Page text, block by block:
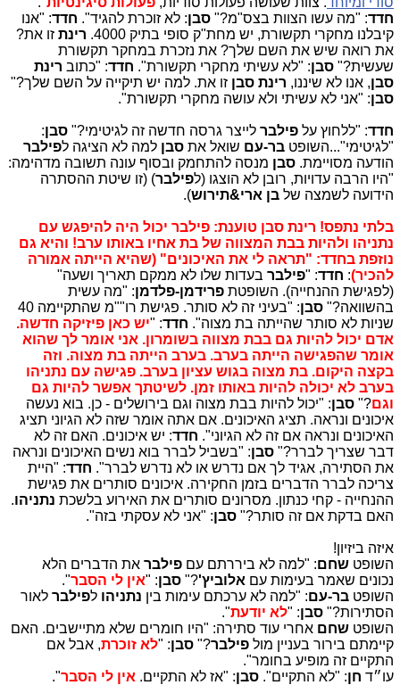
חדד: "מה עשו הצוות בצס"מ?" סבן: לא זוכרת להגיד". חדד: "אנו
קיבלנו מחקרי תקשורת, יש מחת"ק סופי בתיק 4000.
רינת זו את?
את רואה שיש את השם שלך? את נזכרת במחקר תקשורת
שעשית?" סבן: "לא עשיתי מחקרי תקשורת". חדד: "כתוב רינת
סבן, אנו לא שיננו, רינת סבן זו את. למה יש תיקייה על השם שלך?"
סבן: "אני לא עשיתי ולא עושה מחקרי תקשורת".
חדד: "ללחוץ על פילבר לייצר גרסה חדשה זה לגיטימי?" סבן:
"לגיטימי"...השופט בר-עם שואל את סבן למה לא הציגה לפילבר
הודעה מסויימת. סבן מנסה להתחמק ובסוף עונה תשובה מדהימה:
"היו הרבה עדויות, רובן לא הוצגו (לפילבר) (זו שיטת ההסתרה
הידועה לשמצה של בן ארי&תירוש).
בלתי נתפס! רינת סבן טוענת: פילבר יכול היה להיפגש עם
נתניהו ולהיות בבת המצווה של בת אחיו באותו ערב! והיא גם
נוזפת בחדד: "תראה לי את האיכונים" (שהיא הייתה אמורה
להכיר): חדד: "פילבר בעדות שלו לא ממקם תאריך ושעה"
(לפגישת ההנחייה). השופטת פרידמן-פלדמן: "מה עשית
בהשוואה?" סבן
: "בעיני זה לא סותר. פגישת רו""מ שהתקיימה 40
שניות לא סותר שהייתה בת מצוה". חדד: "יש כאן פיזיקה חדשה.
אדם יכול להיות גם בבת מצווה בשומרון. אני אומר לך שהוא
אומר שהפגישה הייתה בערב. בערב הייתה בת מצוה. וזה
בקצה היקום. בת מצוה בגוש עציון בערב. פגישה עם נתניהו
בערב לא יכולה להיות באותו זמן. לשיטתך אפשר להיות גם
וגם?" סבן: "יכול להיות בבת מצוה וגם בירושלים - כן. בוא נעשה
איכונים ונראה. תציג האיכונים. אם אתה אומר שזה לא הגיוני תציג
האיכונים ונראה אם זה לא הגיוני". חדד: יש איכונים. האם זה לא
דבר שצריך לברר?" סבן: "בשביל לברר בוא נשים האיכונים ונראה
את הסתירה, אגיד לך אם נדרש או לא נדרש לברר". חדד: "היית
צריכה לברר הדברים בזמן החקירה. איכונים סותרים את פגישת
ההנחייה - קחי כנתון. מסרונים סותרים את האירוע בלשכת נתניהו.
האם בדקת אם זה סותר?" סבן: "אני לא עסקתי בזה".
איזה ביזיון!
השופט שחם: "למה לא ביררתם עם פילבר את הדברים הלא
נכונים שאמר בעימות עם אלוביץ'?" סבן: "אין לי הסבר".
השופט בר-עם: "למה לא ערכתם עימות בין נתניהו לפילבר לאור
הסתירות?" סבן: "לא יודעת".
השופט שחם אחרי עוד סתירה: "היו חומרים שלא מתיישבים. האם
קיימתם בירור בעניין מול פילבר?" סבן: "לא זוכרת, אבל אם
התקיים זה מופיע בחומר".
עו״ד חן: "לא התקיים". סבן: "אז לא התקיים. אין לי הסבר".